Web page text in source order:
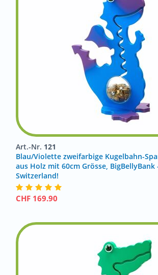
Art.-Nr. 121
Blau/Violette zweifarbige Kugelbahn-
aus Holz mit 60cm Grösse, BigBellyBank
Switzerland!
CHF 169.90